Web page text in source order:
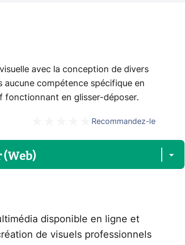
avec la conception de divers
aucune compétence spécifique en
fonctionnant en glisser-déposer.
Recommandez-le
(Web)
disponible en ligne et
de visuels professionnels